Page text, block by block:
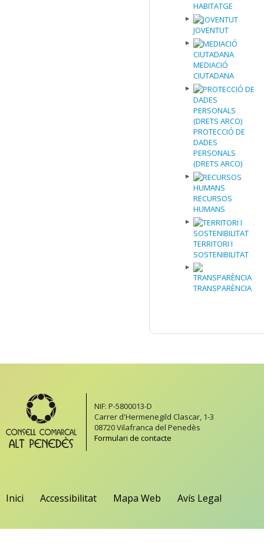
HABITATGE
JOVENTUT
MEDIACIÓ
CIUTADANA
PROTECCIÓ DE
DADES
PERSONALS
(DRETS ARCO)
RECURSOS
HUMANS
TERRITORI I
SOSTENIBILITAT
TRANSPARÈNCIA
NIF: P-5800013-D
Carrer d'Hermenegild Clascar, 1-3
08720 Vilafranca del Penedès
Formulari de contacte
Inici Accessibilitat Mapa Web Avís Legal